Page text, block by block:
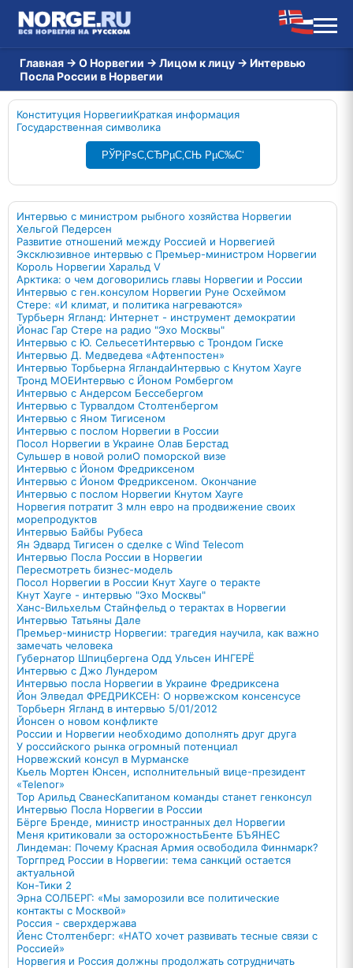
Главная → О Норвегии → Лицом к лицу → Интервью
Посла России в Норвегии
Конституция НорвегииКраткая информация
Государственная символика
РЎРјРѕС‚СЂРµС‚СЊ РµС‰С‘
Интервью с министром рыбного хозяйства Норвегии
Хельгой Педерсен
Развитие отношений между Россией и Норвегией
Эксклюзивное интервью с Премьер-министром Норвегии
Король Норвегии Харальд V
Арктика: о чем договорились главы Норвегии и России
Интервью с ген.консулом Норвегии Руне Осхеймом
Стере: «И климат, и политика нагреваются»
Турбьерн Ягланд: Интернет - инструмент демократии
Йонас Гар Стере на радио "Эхо Москвы"
Интервью с Ю. СельесетИнтервью с Трондом Гиске
Интервью Д. Медведева «Афтенпостен»
Интервью Торбьерна ЯгландаИнтервью с Кнутом Хауге
Тронд МОЕИнтервью с Йоном Ромбергом
Интервью с Андерсом Бессебергом
Интервью с Турвалдом Столтенбергом
Интервью с Яном Тигисеном
Интервью с послом Норвегии в России
Посол Норвегии в Украине Олав Берстад
Сульшер в новой ролиО поморской визе
Интервью с Йоном Фредриксеном
Интервью с Йоном Фредриксеном. Окончание
Интервью с послом Норвегии Кнутом Хауге
Норвегия потратит 3 млн евро на продвижение своих
морепродуктов
Интервью Байбы Рубеса
Ян Эдвард Тигисен о сделке с Wind Telecom
Интервью Посла России в Норвегии
Пересмотреть бизнес-модель
Посол Норвегии в России Кнут Хауге о теракте
Кнут Хауге - интервью "Эхо Москвы"
Ханс-Вильхельм Стайнфельд о терактах в Норвегии
Интервью Татьяны Дале
Премьер-министр Норвегии: трагедия научила, как важно
замечать человека
Губернатор Шпицбергена Одд Ульсен ИНГЕРЁ
Интервью с Джо Лундером
Интервью посла Норвегии в Украине Фредриксена
Йон Элведал ФРЕДРИКСЕН: О норвежском консенсусе
Торбьерн Ягланд в интервью 5/01/2012
Йонсен о новом конфликте
России и Норвегии необходимо дополнять друг друга
У российского рынка огромный потенциал
Норвежский консул в Мурманске
Кьель Мортен Юнсен, исполнительный вице-президент
«Telenor»
Тор Арильд СванесКапитаном команды станет генконсул
Интервью Посла Норвегии в России
Бёрге Бренде, министр иностранных дел Норвегии
Меня критиковали за осторожностьБенте БЪЯНЕС
Линдеман: Почему Красная Армия освободила Финнмарк?
Торгпред России в Норвегии: тема санкций остается
актуальной
Кон-Тики 2
Эрна СОЛБЕРГ: «Мы заморозили все политические
контакты с Москвой»
Россия - сверхдержава
Йенс Столтенберг: «НАТО хочет развивать тесные связи с
Россией»
Норвегия и Россия должны продолжать сотрудничать